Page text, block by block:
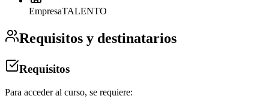
EmpresaTALENTO
Requisitos y destinatarios
Requisitos
Para acceder al curso, se requiere: